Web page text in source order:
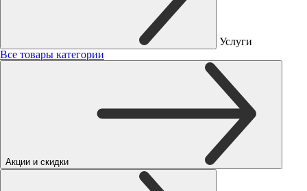
Услуги
Все товары категории
Акции и скидки